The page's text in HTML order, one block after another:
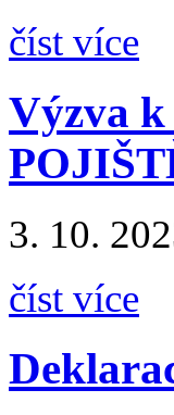
číst více
Výzva
3. 10.
číst více